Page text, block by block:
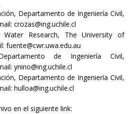
Departamento de Ingeniería Civil,
crozas@ing.uchile.cl
Research, The University of
fuente@cwr.uwa.edu.au
de Ingeniería Civil,
ynino@ing.uchile.cl
Departamento de Ingeniería Civil,
hulloa@ing.uchile.cl
en el siguiente link: